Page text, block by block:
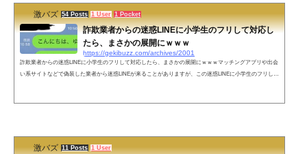
激バズ 54 Posts 1 User 1 Pocket
詐欺業者からの迷惑LINEに小学生のフリして対応し
たら、まさかの展開にｗｗｗ
https://gekibuzz.com/archives/2001
詐欺業者からの迷惑LINEに小学生のフリして対応したら、まさかの展開にｗｗｗマッチングアプリや出会
い系サイトなどで偽装した業者から迷惑LINEが来ることがありますが、この迷惑LINEに小学生のフリしし
激バズ 11 Posts 1 User